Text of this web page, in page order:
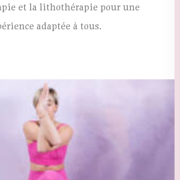
fryvibes@gmail.com
et la lithothérapie pour une
adaptée à tous.